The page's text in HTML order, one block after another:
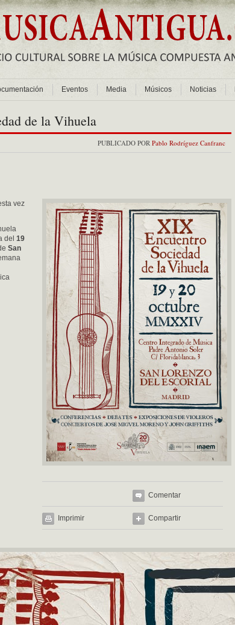
Eventos Media Músicos Noticias
de la Vihuela
PUBLICADO POR Pablo Rodríguez Canfranc
Comentar
Imprimir Compartir
vez
del 19
San